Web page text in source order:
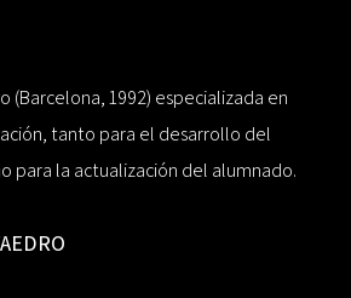
(Barcelona, 1992) especializada en
tanto para el desarrollo del
para la actualización del alumnado.